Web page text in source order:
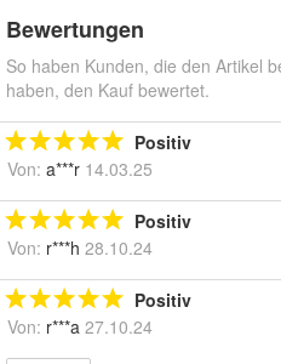
Bewertungen
So haben Kunden, die den Artikel
haben, den Kauf bewertet.
Positiv
Von: a***r 14.03.25
Positiv
Von: r***h 28.10.24
Positiv
Von: r***a 27.10.24